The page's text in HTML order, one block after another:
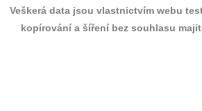
Veškerá data jsou vlastnictvím webu
kopírování a šíření bez souhlasu